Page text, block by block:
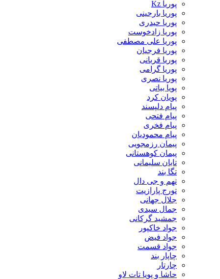
پوریا Kz
پوریا بارجینی
پوریا حیدری
پوریا زادخوست
پوریا علی مصطفی
پوریا فرجیان
پوریا قربانی
پوریا گرامی
پوریا نصری
پویا بیاتی
پویان کرد
پیام دلپسند
پیام فتحی
پیام فخری
پیام محمودیان
پیمان رزمجویی
پیمان کوهستانی
تابان سلیمانی
تگا بند
تهم و جی دال
تورج پارازیت
جلال جهانی
جمال سیدی
جمشید گرکانی
جواد خاکپور
جواد فیض
جواد قسمت
چاپار بند
چارتار
حاشا و پویا تات لاو